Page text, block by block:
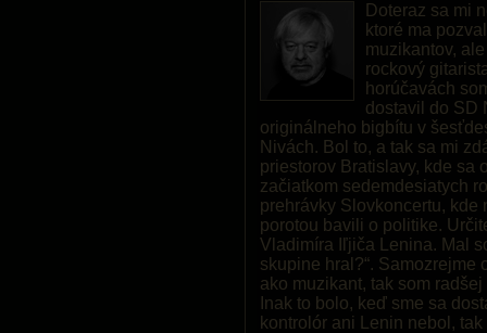
Doteraz sa mi
ktoré ma
muzikantov,
rockový
horúčavách
dostavil do SD
originálneho bigbítu v
Nivách. Bol to, a tak sa mi
priestorov Bratislavy, kde sa
začiatkom sedemdesiatych
prehrávky Slovkoncertu, kde
porotou bavili o politike.
Vladimíra Iľjiča Lenina. Mal
skupine hral?“.
ako muzikant, tak som
Inak to bolo, keď sme sa
kontrolór ani Lenin nebol,